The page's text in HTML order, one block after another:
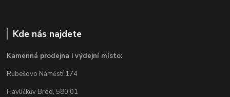
Kde nás najdete
Kamenná prodejna i výdejní místo:
Rubešovo Náměstí 174
Havlíčkův Brod, 580 01